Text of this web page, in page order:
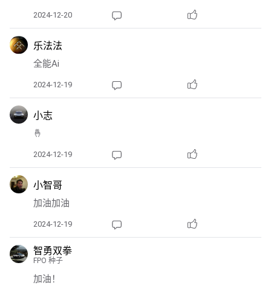
2024-12-20
乐法法
全能Ai
2024-12-19
小志
🤞
2024-12-19
小智哥
加油加油
2024-12-19
智勇双拳
FPO 种子
加油！